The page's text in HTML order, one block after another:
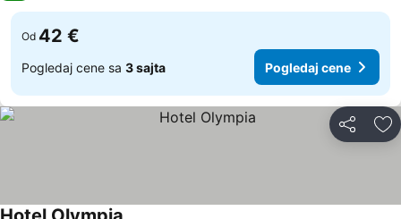
Od 42 €
Pogledaj cene sa 3 sajta Pogledaj cene
Deli